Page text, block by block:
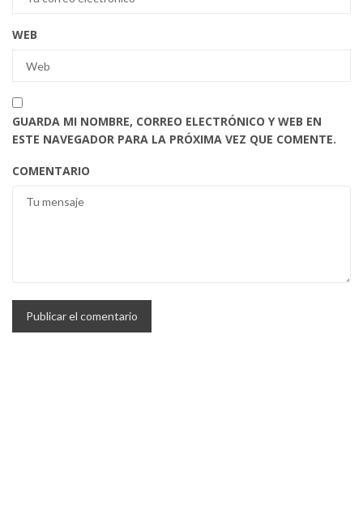
WEB
GUARDA MI NOMBRE, CORREO ELECTRÓNICO Y WEB EN
ESTE NAVEGADOR PARA LA PRÓXIMA VEZ QUE COMENTE.
COMENTARIO